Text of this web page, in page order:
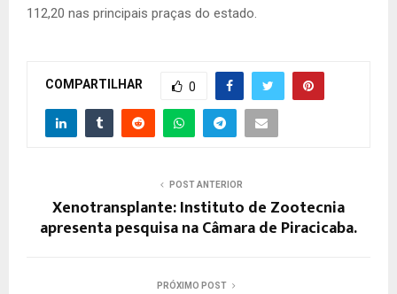
112,20 nas principais praças do estado.
COMPARTILHAR 0
POST ANTERIOR
Xenotransplante: Instituto de Zootecnia
apresenta pesquisa na Câmara de Piracicaba.
PRÓXIMO POST